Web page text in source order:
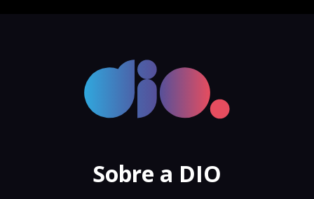
Sobre a DIO